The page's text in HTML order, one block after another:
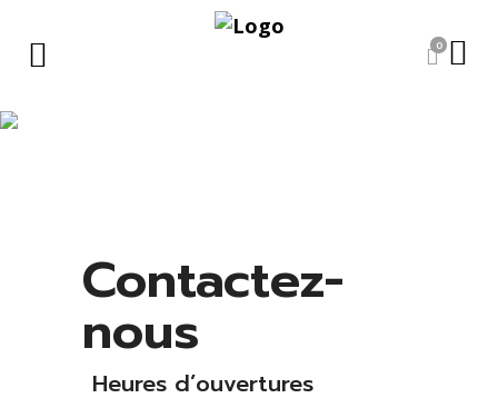
0
Contactez-
nous
Heures d’ouvertures